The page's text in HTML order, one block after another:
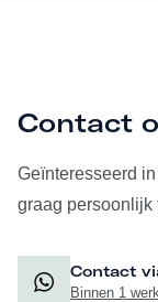
Contact
Geïnteresseerd
graag persoonlijk
Contact
Binnen 1